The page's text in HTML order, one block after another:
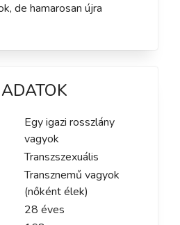
de hamarosan újra
Egy igazi rosszlány
vagyok
Transzszexuális
Transznemű vagyok
(nőként élek)
28 éves